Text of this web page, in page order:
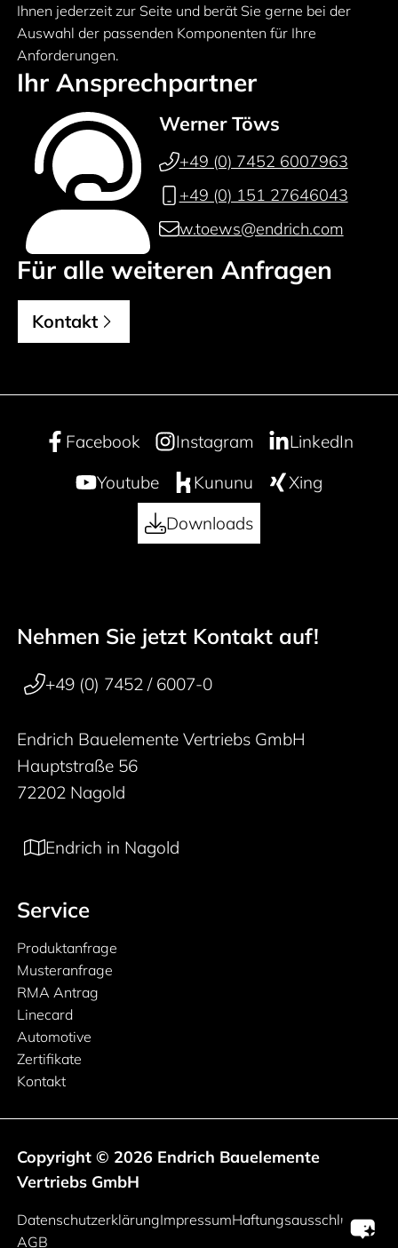
Ihnen jederzeit zur Seite und berät Sie gerne bei der
Auswahl der passenden Komponenten für Ihre
Anforderungen.
Ihr Ansprechpartner
Werner Töws
+49 (0) 7452 6007963
+49 (0) 151 27646043
w.toews@endrich.com
Für alle weiteren Anfragen
Kontakt
Facebook Instagram
LinkedIn
Youtube
Kununu
Xing
Downloads
50 years
Footer navigation
Nehmen Sie jetzt Kontakt auf!
+49 (0) 7452 / 6007-0
Endrich Bauelemente Vertriebs GmbH
Hauptstraße 56
72202 Nagold
Endrich in Nagold
Service
Produktanfrage
Musteranfrage
RMA Antrag
Linecard
Automotive
Zertifikate
Kontakt
Copyright © 2026 Endrich Bauelemente
Vertriebs GmbH
Rechtliche Informationen
DatenschutzerklärungImpressumHaftungsausschluss
AGB